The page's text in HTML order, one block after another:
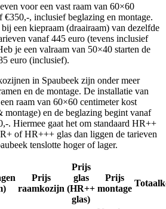
voor een vast raam van 60×60
€350,-, inclusief beglazing en montage.
een kiepraam (draairaam) van dezelfde
vanaf 445 euro (tevens inclusief
je een valraam van 50×40 starten de
euro (inclusief).
in Spaubeek zijn onder meer
en de montage. De installatie van
raam van 60×60 centimeter kost
en de beglazing begint vanaf
. Hiermee gaat het om standaard HR++
of HR+++ glas dan liggen de tarieven
tenslotte hoger of lager.
Prijs
raamkozijn
Prijs
glas
(HR++
glas)
Prijs
montage